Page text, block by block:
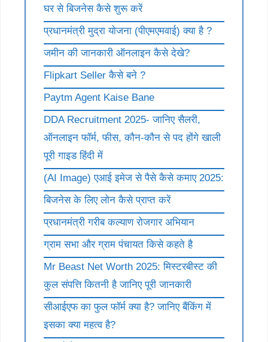
घर से बिजनेस कैसे शुरू करें
प्रधानमंत्री मुद्रा योजना (पीएमएमवाई) क्या है ?
जमीन की जानकारी ऑनलाइन कैसे देखे?
Flipkart Seller कैसे बने ?
Paytm Agent Kaise Bane
DDA Recruitment 2025- जानिए सैलरी,
ऑनलाइन फॉर्म, फीस, कौन-कौन से पद होंगे खाली
पूरी गाइड हिंदी में
(AI Image) एआई इमेज से पैसे कैसे कमाए 2025:
बिजनेस के लिए लोन कैसे प्राप्त करें
प्रधानमंत्री गरीब कल्याण रोजगार अभियान
ग्राम सभा और ग्राम पंचायत किसे कहते है
Mr Beast Net Worth 2025: मिस्टरबीस्ट की
कुल संपत्ति कितनी है जानिए पूरी जानकारी
सीआईएफ का फुल फॉर्म क्या है? जानिए बैंकिंग में
इसका क्या महत्व है?